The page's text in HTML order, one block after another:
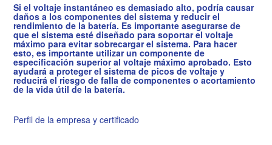
Si el voltaje instantáneo es demasiado alto, podría causar
daños a los componentes del sistema y reducir el
rendimiento de la batería. Es importante asegurarse de
que el sistema esté diseñado para soportar el voltaje
máximo para evitar sobrecargar el sistema. Para hacer
esto, es importante utilizar un componente de
especificación superior al voltaje máximo aprobado. Esto
ayudará a proteger el sistema de picos de voltaje y
reducirá el riesgo de falla de componentes o acortamiento
de la vida útil de la batería.
Perfil de la empresa y certificado